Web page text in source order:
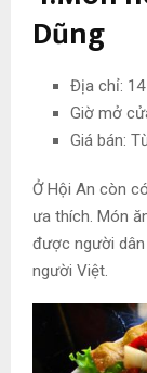
Dũng
Địa chỉ: 14
Giờ mở
Giá bán:
Ở Hội An còn
ưa thích. Món
được người
người Việt.